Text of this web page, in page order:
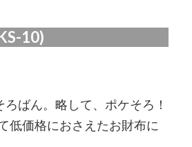
10)
ばん。 略して、ポケそろ！
低価格におさえたお財布に